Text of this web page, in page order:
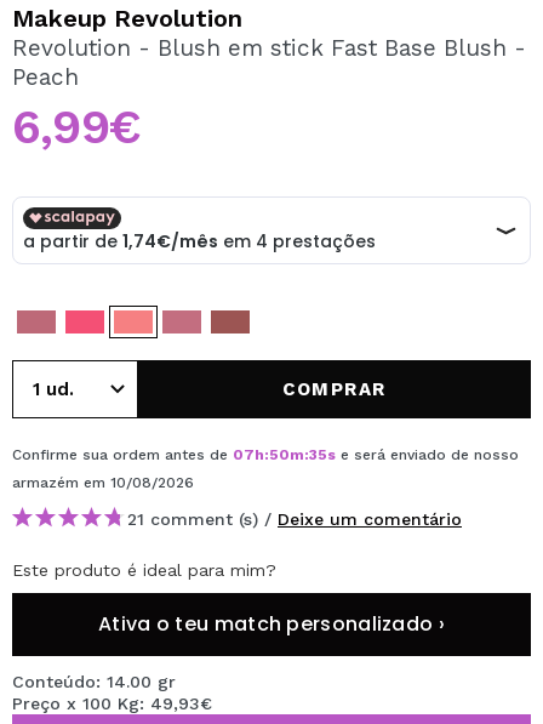
Ao criar uma conta no Maquibeauty.pt pode fazer as suas
compras rapidamente, verificar o estado das suas
Makeup Revolution
Revolution - Blush em stick Fast Base Blush -
Peach
6,99€
COMPRAR
Confirme sua ordem antes de 07h:50m:35s e será enviado de nosso
armazém em 10/08/2026
21 comment (s) / Deixe um comentário
Este produto é ideal para mim?
Ativa o teu match personalizado ›
Conteúdo: 14.00 gr
Preço x 100 Kg: 49,93€